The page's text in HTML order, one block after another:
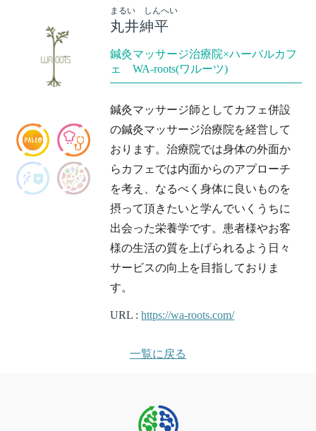
まるい しんへい
丸井紳平
鍼灸マッサージ治療院×ハーバルカフ
ェ WA-roots(ワルーツ)
鍼灸マッサージ師としてカフェ併設
の鍼灸マッサージ治療院を経営して
おります。治療院では身体の外面か
らカフェでは内面からのアプローチ
を考え、なるべく身体に良いものを
摂って頂きたいと学んでいくうちに
出会った栄養学です。患者様やお客
様の生活の質を上げられるよう日々
サービスの向上を目指しておりま
す。
URL :https://wa-roots.com/
一覧に戻る